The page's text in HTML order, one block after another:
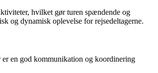
hvilket gør turen spændende og
og dynamisk oplevelse for rejsedeltagerne.
er en god kommunikation og koordinering